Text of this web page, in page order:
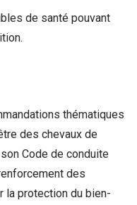
de santé pouvant
thématiques
des chevaux de
Code de conduite
des
la protection du bien-